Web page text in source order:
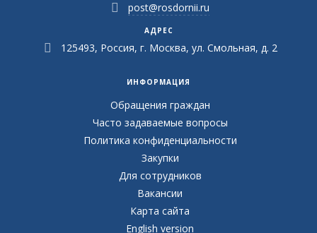
post@rosdornii.ru
АДРЕС
125493, Россия, г. Москва, ул. Смольная, д. 2
ИНФОРМАЦИЯ
Обращения граждан
Часто задаваемые вопросы
Политика конфиденциальности
Закупки
Для сотрудников
Вакансии
Карта сайта
English version